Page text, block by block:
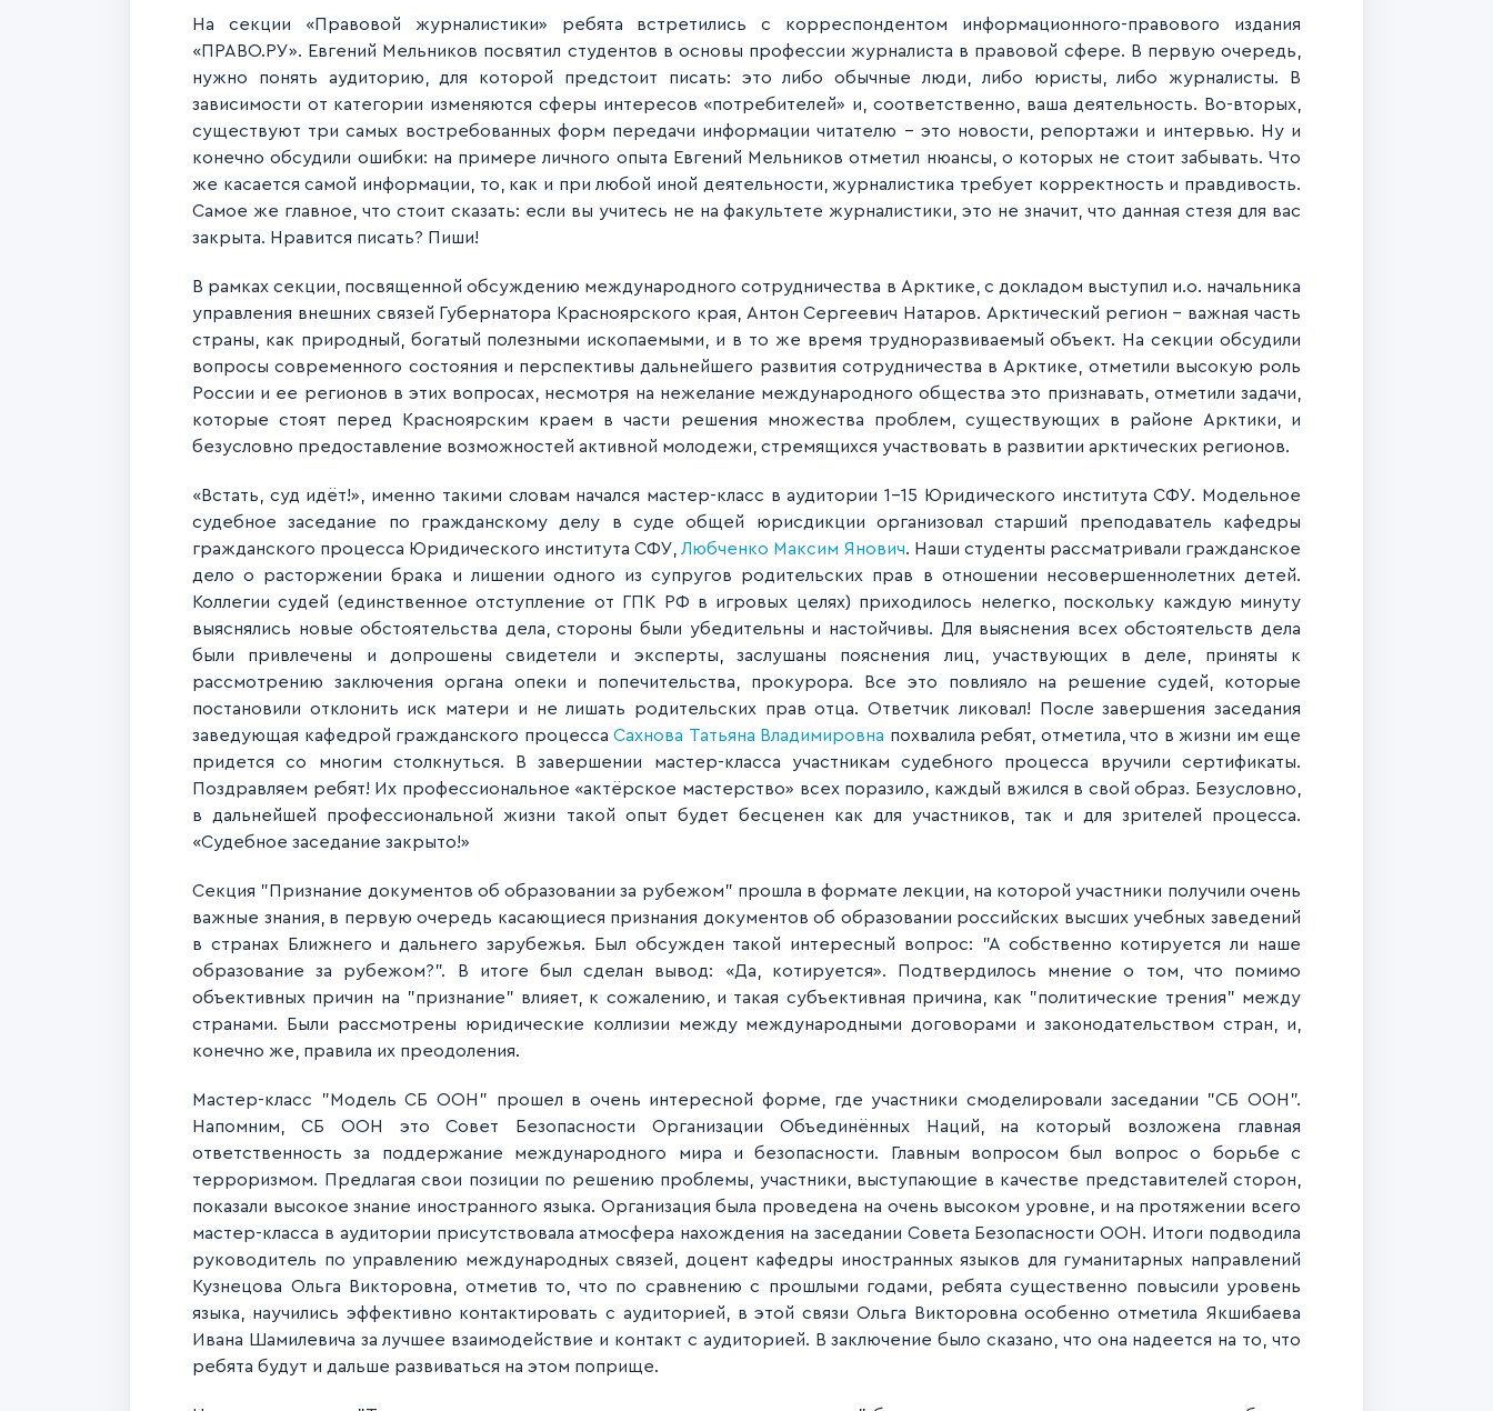
На секции «Правовой журналистики» ребята встретились с корреспондентом информационного-правового издания
«ПРАВО.РУ». Евгений Мельников посвятил студентов в основы профессии журналиста в правовой сфере. В первую очередь,
нужно понять аудиторию, для которой предстоит писать: это либо обычные люди, либо юристы, либо журналисты. В
зависимости от категории изменяются сферы интересов «потребителей» и, соответственно, ваша деятельность. Во-вторых,
существуют три самых востребованных форм передачи информации читателю – это новости, репортажи и интервью. Ну и
конечно обсудили ошибки: на примере личного опыта Евгений Мельников отметил нюансы, о которых не стоит забывать. Что
же касается самой информации, то, как и при любой иной деятельности, журналистика требует корректность и правдивость.
Самое же главное, что стоит сказать: если вы учитесь не на факультете журналистики, это не значит, что данная стезя для вас
закрыта. Нравится писать? Пиши!
В рамках секции, посвященной обсуждению международного сотрудничества в Арктике, с докладом выступил и.о. начальника
управления внешних связей Губернатора Красноярского края, Антон Сергеевич Натаров. Арктический регион – важная часть
страны, как природный, богатый полезными ископаемыми, и в то же время трудноразвиваемый объект. На секции обсудили
вопросы современного состояния и перспективы дальнейшего развития сотрудничества в Арктике, отметили высокую роль
России и ее регионов в этих вопросах, несмотря на нежелание международного общества это признавать, отметили задачи,
которые стоят перед Красноярским краем в части решения множества проблем, существующих в районе Арктики, и
безусловно предоставление возможностей активной молодежи, стремящихся участвовать в развитии арктических регионов.
«Встать, суд идёт!», именно такими словам начался мастер-класс в аудитории 1-15 Юридического института СФУ. Модельное
судебное заседание по гражданскому делу в суде общей юрисдикции организовал старший преподаватель кафедры
гражданского процесса Юридического института СФУ, Любченко Максим Янович. Наши студенты рассматривали гражданское
дело о расторжении брака и лишении одного из супругов родительских прав в отношении несовершеннолетних детей.
Коллегии судей (единственное отступление от ГПК РФ в игровых целях) приходилось нелегко, поскольку каждую минуту
выяснялись новые обстоятельства дела, стороны были убедительны и настойчивы. Для выяснения всех обстоятельств дела
были привлечены и допрошены свидетели и эксперты, заслушаны пояснения лиц, участвующих в деле, приняты к
рассмотрению заключения органа опеки и попечительства, прокурора. Все это повлияло на решение судей, которые
постановили отклонить иск матери и не лишать родительских прав отца. Ответчик ликовал! После завершения заседания
заведующая кафедрой гражданского процесса Сахнова Татьяна Владимировна похвалила ребят, отметила, что в жизни им еще
придется со многим столкнуться. В завершении мастер-класса участникам судебного процесса вручили сертификаты.
Поздравляем ребят! Их профессиональное «актёрское мастерство» всех поразило, каждый вжился в свой образ. Безусловно,
в дальнейшей профессиональной жизни такой опыт будет бесценен как для участников, так и для зрителей процесса.
«Судебное заседание закрыто!»
Секция "Признание документов об образовании за рубежом" прошла в формате лекции, на которой участники получили очень
важные знания, в первую очередь касающиеся признания документов об образовании российских высших учебных заведений
в странах Ближнего и дальнего зарубежья. Был обсужден такой интересный вопрос: "А собственно котируется ли наше
образование за рубежом?". В итоге был сделан вывод: «Да, котируется». Подтвердилось мнение о том, что помимо
объективных причин на "признание" влияет, к сожалению, и такая субъективная причина, как "политические трения" между
странами. Были рассмотрены юридические коллизии между международными договорами и законодательством стран, и,
конечно же, правила их преодоления.
Мастер-класс "Модель СБ ООН" прошел в очень интересной форме, где участники смоделировали заседании "СБ ООН".
Напомним, СБ ООН это Совет Безопасности Организации Объединённых Наций, на который возложена главная
ответственность за поддержание международного мира и безопасности. Главным вопросом был вопрос о борьбе с
терроризмом. Предлагая свои позиции по решению проблемы, участники, выступающие в качестве представителей сторон,
показали высокое знание иностранного языка. Организация была проведена на очень высоком уровне, и на протяжении всего
мастер-класса в аудитории присутствовала атмосфера нахождения на заседании Совета Безопасности ООН. Итоги подводила
руководитель по управлению международных связей, доцент кафедры иностранных языков для гуманитарных направлений
Кузнецова Ольга Викторовна, отметив то, что по сравнению с прошлыми годами, ребята существенно повысили уровень
языка, научились эффективно контактировать с аудиторией, в этой связи Ольга Викторовна особенно отметила Якшибаева
Ивана Шамилевича за лучшее взаимодействие и контакт с аудиторией. В заключение было сказано, что она надеется на то, что
ребята будут и дальше развиваться на этом поприще.